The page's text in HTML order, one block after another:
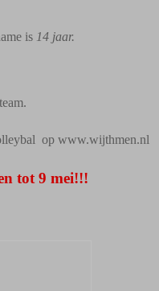
is 14 jaar.
op www.wijthmen.nl
tot 9 mei!!!